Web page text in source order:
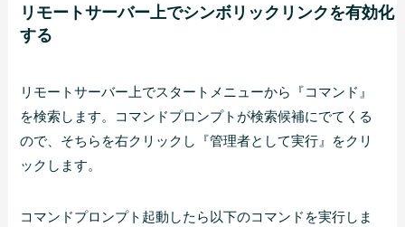
リモートサーバー上でシンボリックリンクを有効化
する
リモートサーバー上でスタートメニューから『コマンド』
を検索します。コマンドプロンプトが検索候補にでてくる
ので、そちらを右クリックし『管理者として実行』をクリ
ックします。
コマンドプロンプト起動したら以下のコマンドを実行しま